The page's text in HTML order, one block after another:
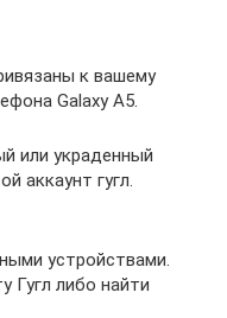
к вашему
Galaxy A5.
или украденный
аккаунт гугл.
устройствами.
Гугл либо найти